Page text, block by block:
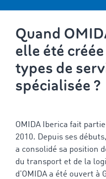
Quand
elle été
types de
spécialisée ?
OMIDA Iberica fait
2010. Depuis ses
a consolidé sa position
du transport et de la
d’OMIDA a été ouvert à